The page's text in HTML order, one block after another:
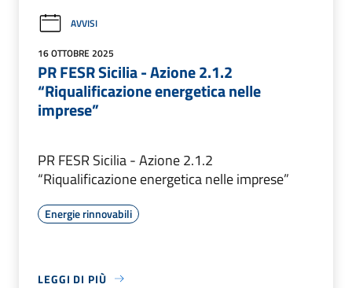
AVVISI
16 OTTOBRE 2025
PR FESR Sicilia - Azione 2.1.2
“Riqualificazione energetica nelle
imprese”
PR FESR Sicilia - Azione 2.1.2
“Riqualificazione energetica nelle imprese”
Energie rinnovabili
LEGGI DI PIÙ